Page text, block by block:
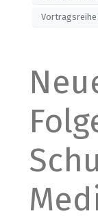
Vortragsreihe